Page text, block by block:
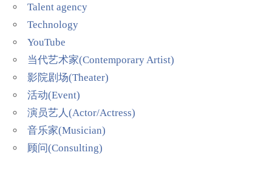
Talent agency
Technology
YouTube
当代艺术家(Contemporary Artist)
影院剧场(Theater)
活动(Event)
演员艺人(Actor/Actress)
音乐家(Musician)
顾问(Consulting)